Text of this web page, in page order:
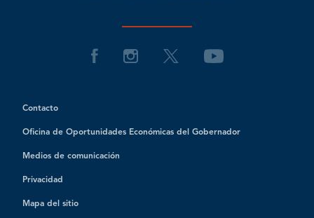
Contacto
Oficina de Oportunidades Económicas del Gobernador
Medios de comunicación
Privacidad
Mapa del sitio